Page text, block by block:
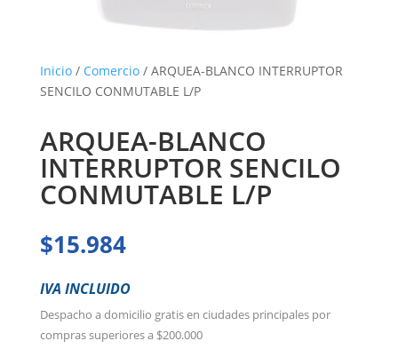
Inicio/ Comercio/ ARQUEA-BLANCO INTERRUPTOR
SENCILO CONMUTABLE L/P
ARQUEA-BLANCO
INTERRUPTOR SENCILO
CONMUTABLE L/P
$15.984
IVA INCLUIDO
Despacho a domicilio gratis en ciudades principales por
compras superiores a $200.000